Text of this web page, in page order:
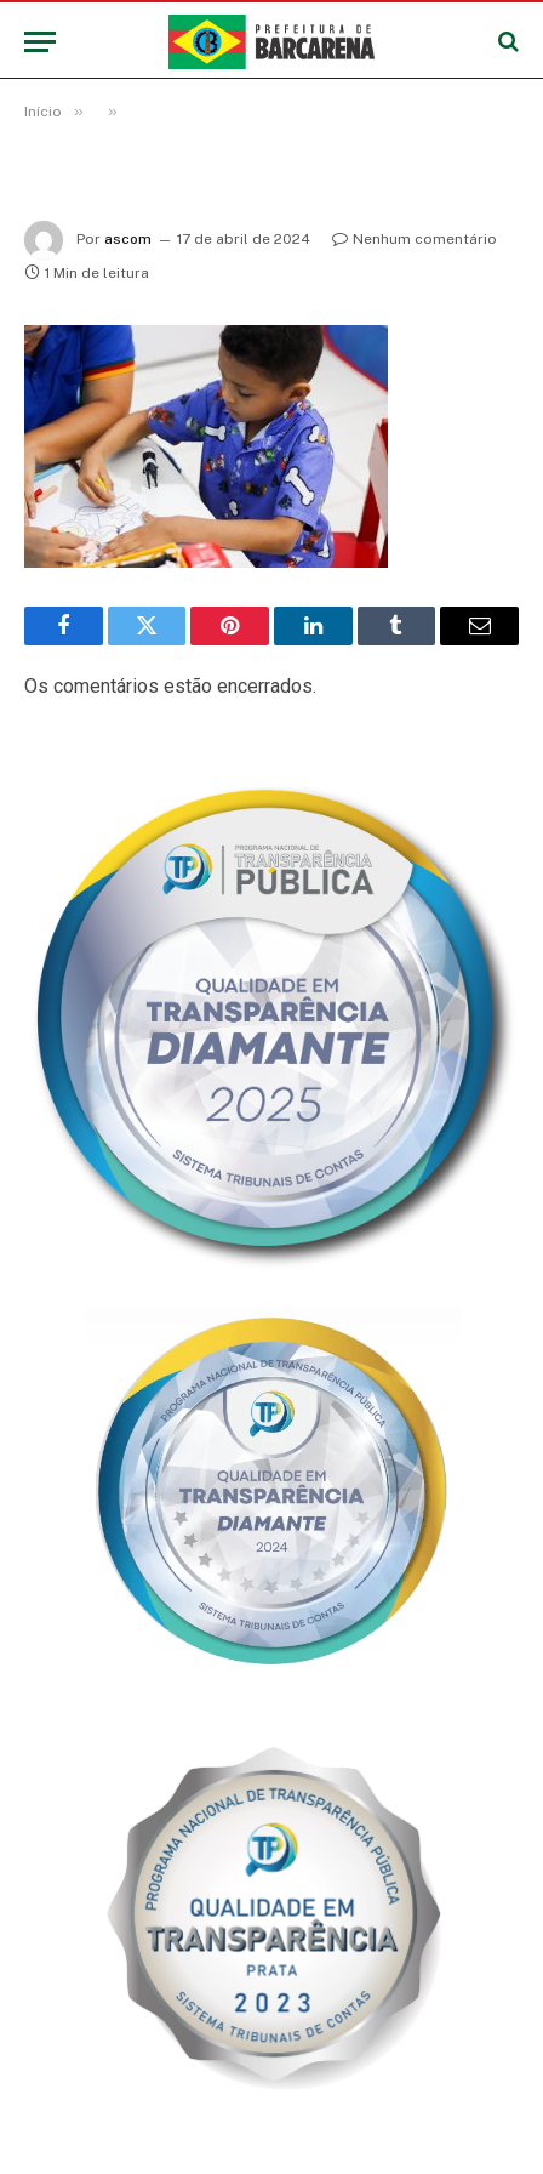
Início » »
Por ascom 17 de abril de 2024
Nenhum comentário
1 Min de leitura
FacebookTwitter Pinterest LinkedInTumblr
E-
Os comentários estão encerrados.